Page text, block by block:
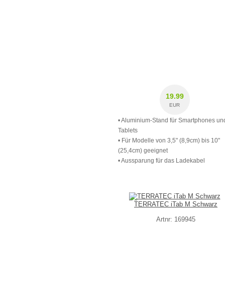
19.99
EUR
• Aluminium-Stand für Smartphones
Tablets
• Für Modelle von 3,5" (8,9cm) bis 10"
(25,4cm) geeignet
• Aussparung für das Ladekabel
TERRATEC iTab M Schwarz
Artnr: 169945